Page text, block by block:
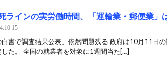
ラインの実労働時間、「運輸業・郵便業」
書で調査結果公表、依然問題残る 政府は10月11日
した。 全国の就業者を対象に1週間当た[…]